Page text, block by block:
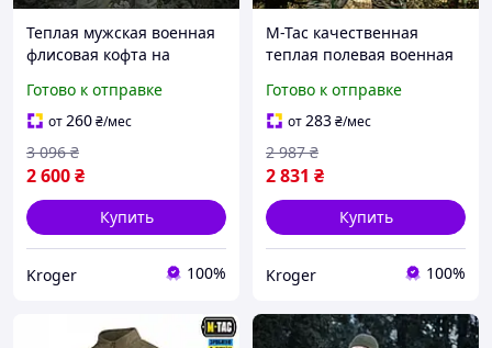
Теплая мужская военная
флисовая кофта на
Polartec Army Olive
Готово к отправке
от260₴/мес
2 600₴
3 096 ₴
Купить
Kroger 100%
M-Tac качественная
теплая полевая военная
капюшоном
Готово к отправке
от283₴/мес
2 831 ₴
2 987 ₴
Купить
Kroger 100%